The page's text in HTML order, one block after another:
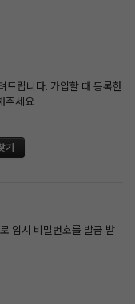
드립니다. 가입할 때 등록한
주세요.
임시 비밀번호를 발급 받